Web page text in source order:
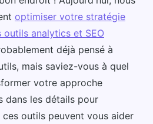
optimiser votre stratégie
analytics et SEO
déjà pensé à
mais saviez-vous à quel
votre approche
dans les détails pour
outils peuvent vous aider